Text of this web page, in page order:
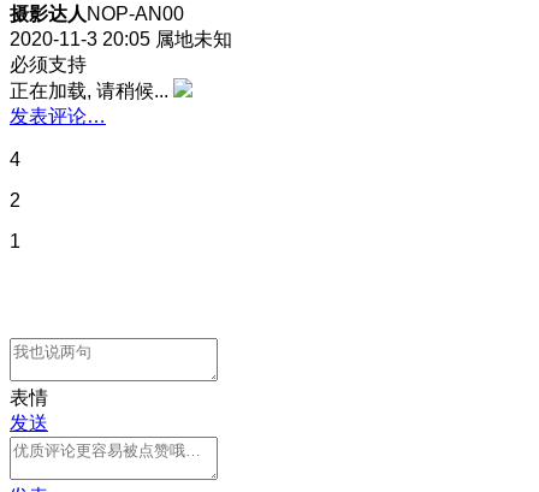
摄影达人 NOP-AN00
2020-11-3 20:05 属地未知
必须支持
正在加载, 请稍候...
发表评论…
4
2
1
表情
发送